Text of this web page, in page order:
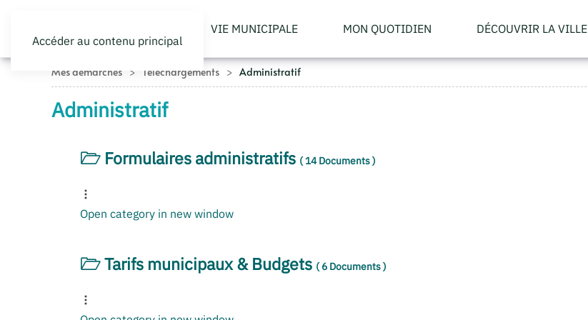
Accéder au contenu principal
VIE MUNICIPALE MON QUOTIDIEN DÉCOUVRIR LA VILLE
Mes démarches Téléchargements Administratif
Administratif
Formulaires administratifs ( 14 Documents )
Open category in new window
Tarifs municipaux & Budgets ( 6 Documents )